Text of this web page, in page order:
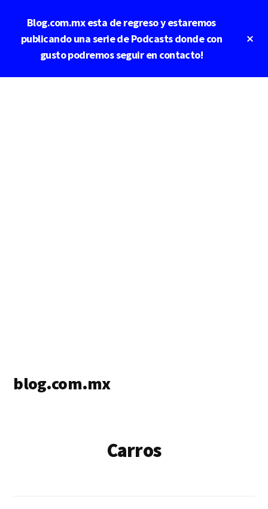
contenido
Blog.com.mx esta de regreso y estaremos
publicando una serie de Podcasts donde con
gusto podremos seguir en contacto!
blog.com.mx
Carros